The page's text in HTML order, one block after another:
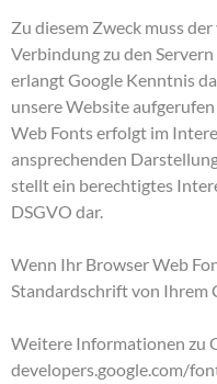
Zu diesem Zweck muss
Verbindung zu den
erlangt Google Kenntnis
unsere Website
Web Fonts erfolgt im
ansprechenden
stellt ein berechtigtes
DSGVO dar.
Wenn Ihr Browser Web
Standardschrift von Ihrem
Weitere Informationen zu
developers.google.com/